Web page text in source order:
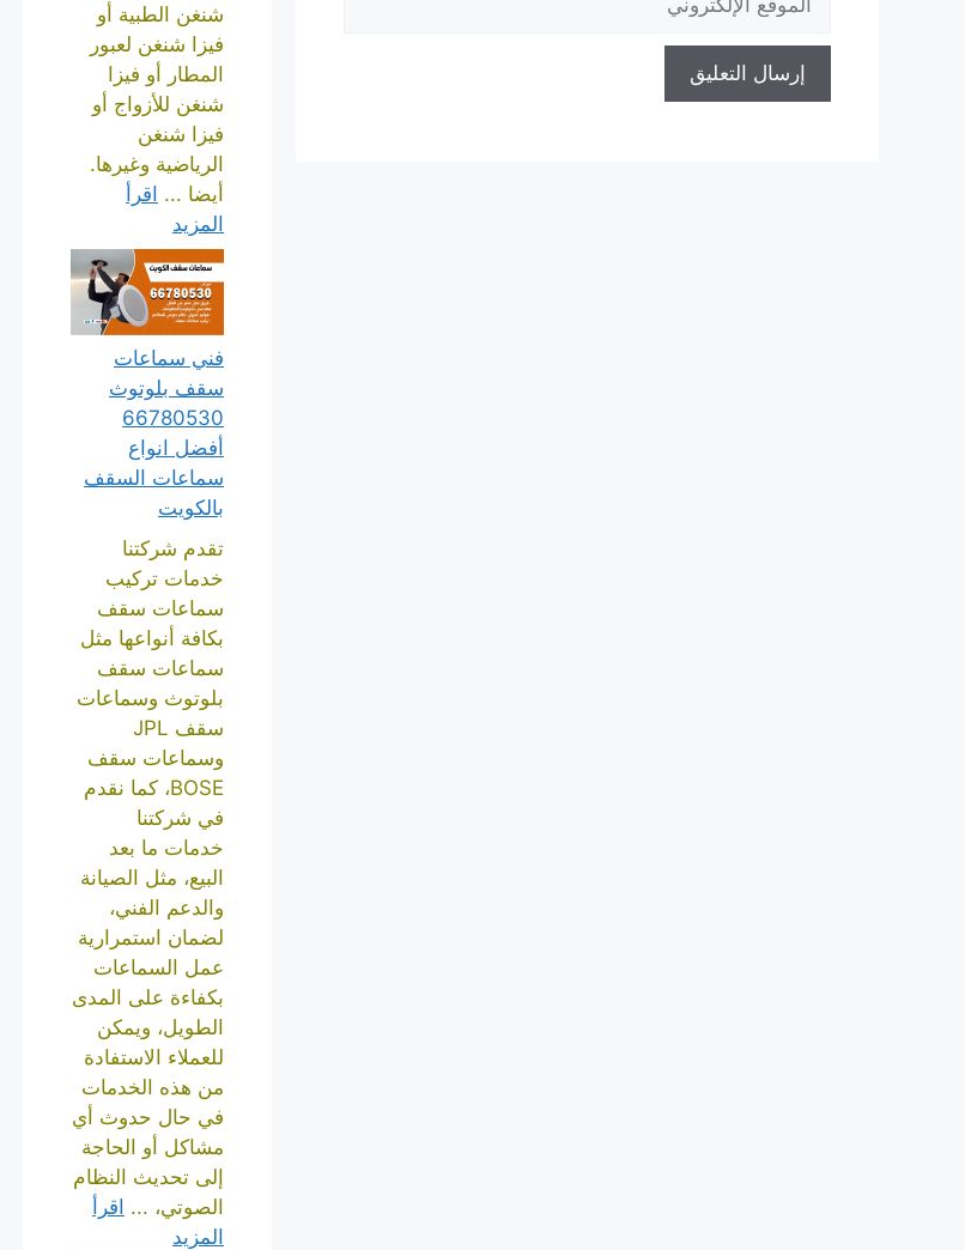
الإلكتروني
شنغن الطبية أو
فيزا شنغن لعبور
المطار أو فيزا
شنغن للأزواج أو
فيزا شنغن
الرياضية وغيرها.
أيضا ... اقرأ
المزيد
فني سماعات
سقف بلوتوث
66780530
أفضل انواع
سماعات السقف
بالكويت
تقدم شركتنا
خدمات تركيب
سماعات سقف
بكافة أنواعها مثل
سماعات سقف
بلوتوث وسماعات
سقف JPL
وسماعات سقف
BOSE، كما نقدم
في شركتنا
خدمات ما بعد
البيع، مثل الصيانة
والدعم الفني،
لضمان استمرارية
عمل السماعات
بكفاءة على المدى
الطويل، ويمكن
للعملاء الاستفادة
من هذه الخدمات
في حال حدوث أي
مشاكل أو الحاجة
إلى تحديث النظام
الصوتي، ... اقرأ
المزيد